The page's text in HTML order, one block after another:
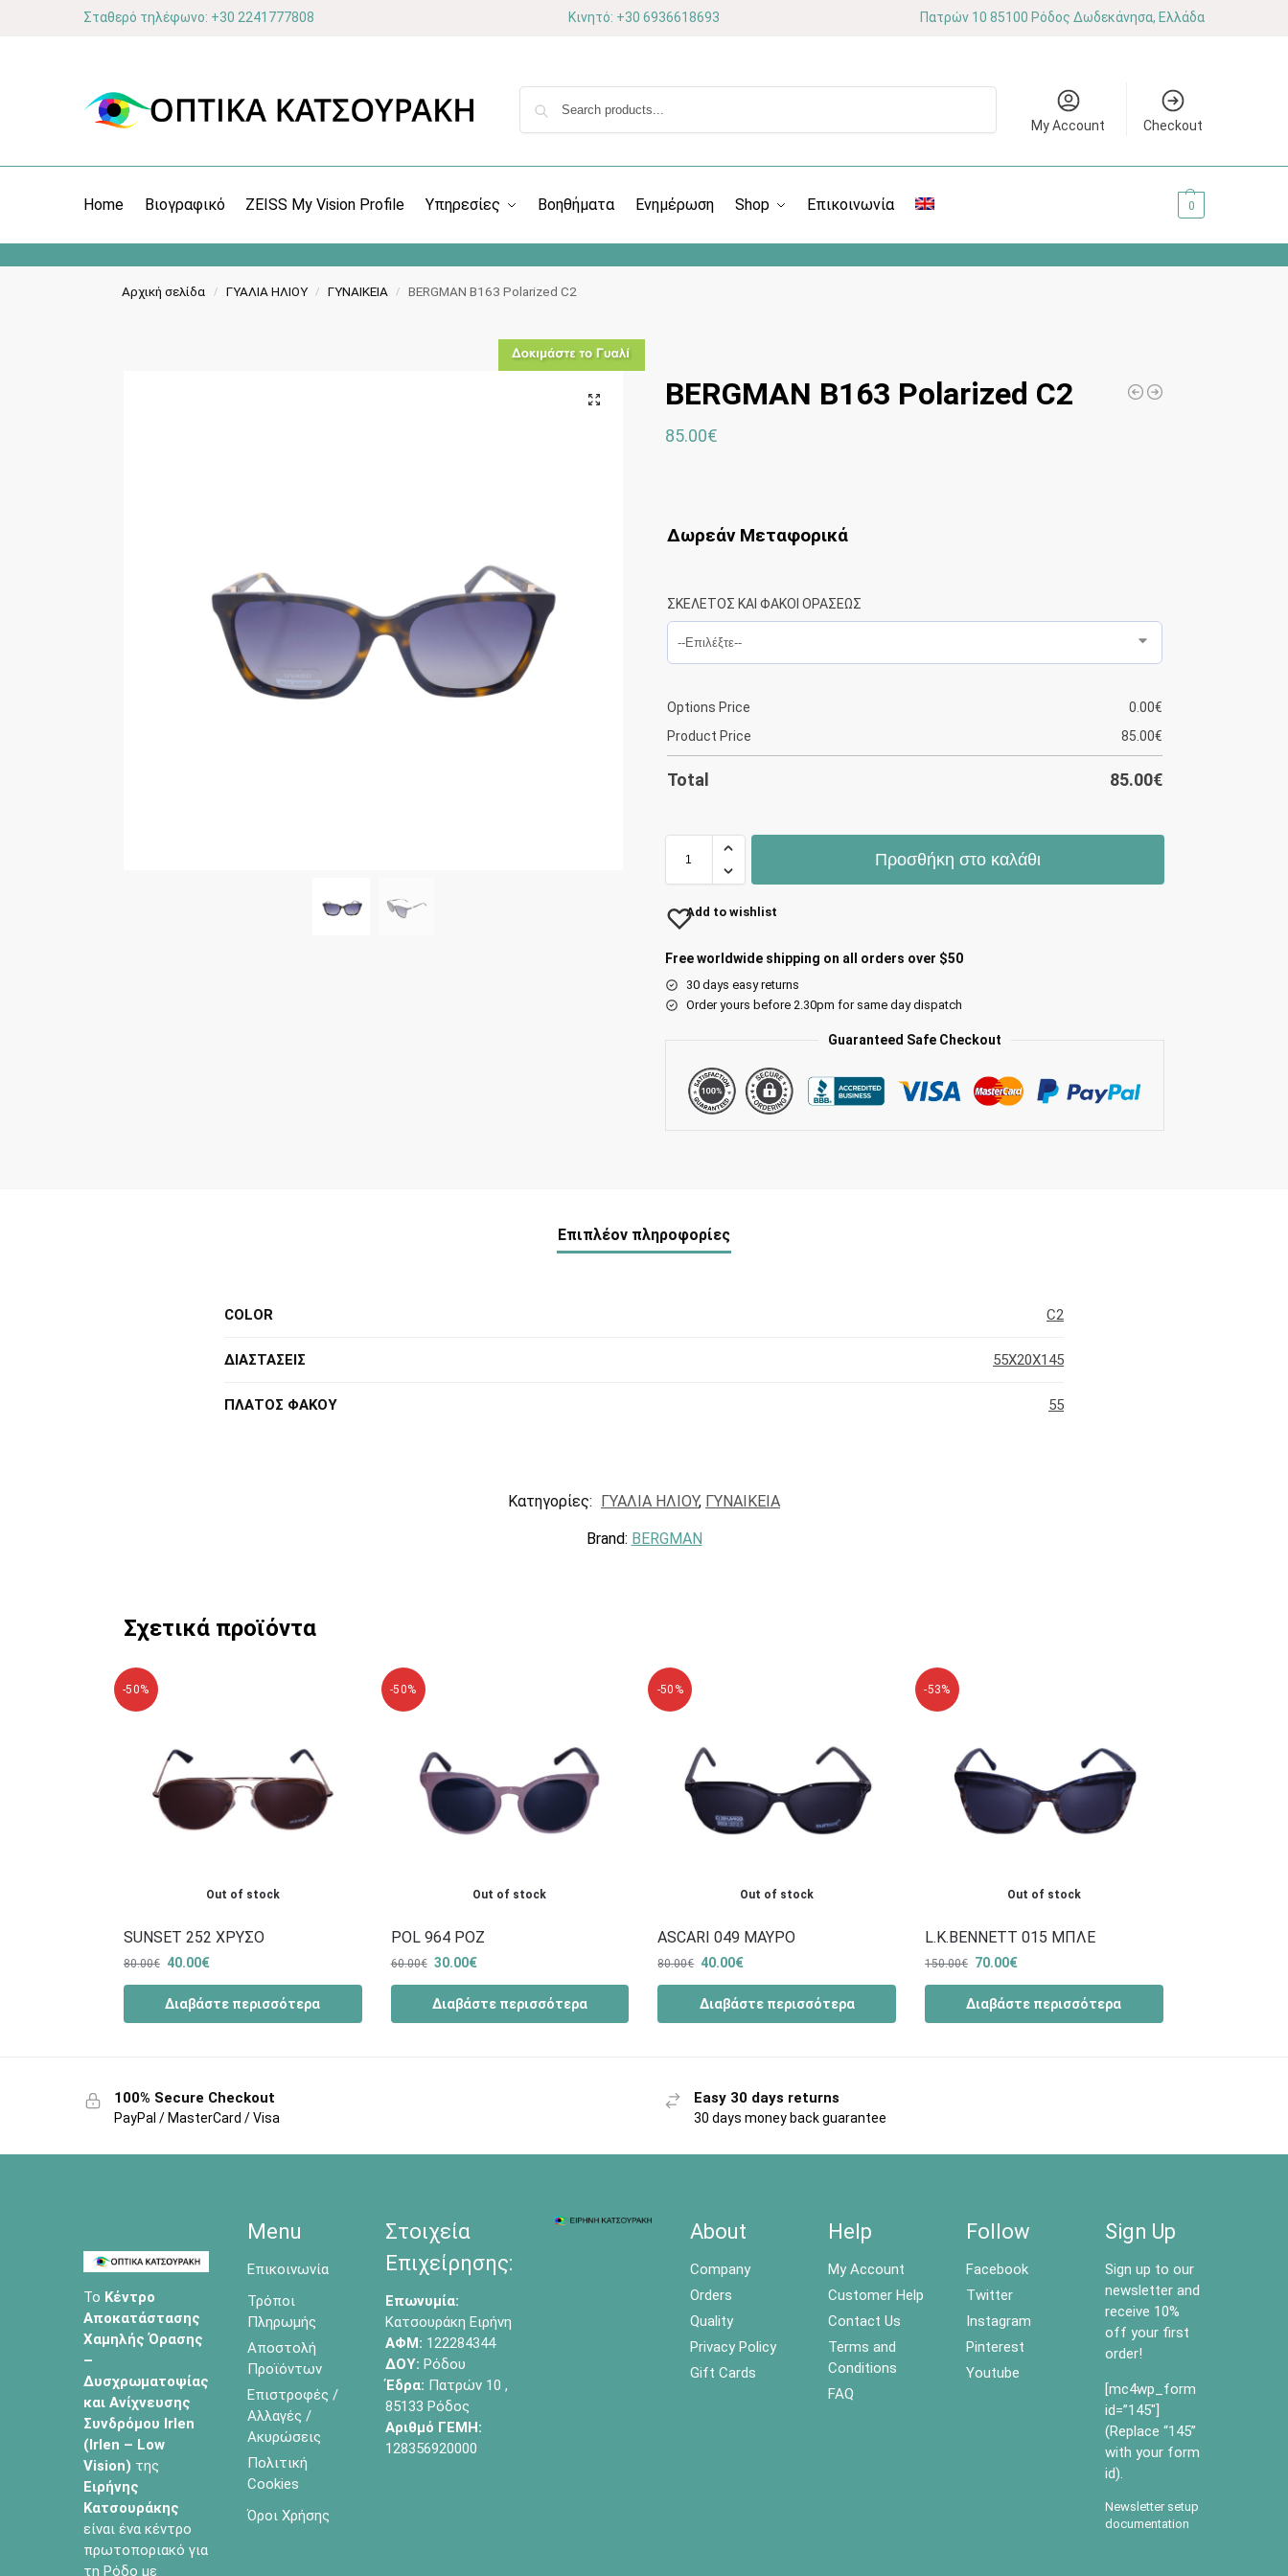
Σταθερό τηλέφωνο: +30 2241777808 Κινητό: +30 6936618693 Πατρών 10 85100 Ρόδος Δωδεκάνησα, Ελλάδα
My Account Checkout
Home Βιογραφικό ZEISS My Vision Profile Υπηρεσίες Βοηθήματα Ενημέρωση Shop Επικοινωνία 0
Αρχική σελίδα / ΓΥΑΛΙΑ ΗΛΙΟΥ / ΓΥΝΑΙΚΕΙΑ / BERGMAN B163 Polarized C2
BERGMAN B163 Polarized C2
85.00€
Δωρεάν Μεταφορικά
ΣΚΕΛΕΤΟΣ ΚΑΙ ΦΑΚΟΙ ΟΡΑΣΕΩΣ
Options Price 0.00€
Product Price
85.00€
Total 85.00€
Προσθήκη στο καλάθι
Add to wishlist
Free worldwide shipping on all orders over $50
30 days easy returns
Order yours before 2.30pm for same day dispatch
Guaranteed Safe Checkout
Επιπλέον πληροφορίες
COLOR C2
ΔΙΑΣΤΑΣΕΙΣ 55X20X145
ΠΛΑΤΟΣ ΦΑΚΟΥ 55
Κατηγορίες: ΓΥΑΛΙΑ ΗΛΙΟΥ, ΓΥΝΑΙΚΕΙΑ
Brand: BERGMAN
Σχετικά προϊόντα
-50%
Out of stock
SUNSET 252 ΧΡΥΣΟ
80.00€ 40.00€
Διαβάστε περισσότερα
-50%
Out of stock
POL 964 ΡΟΖ
60.00€ 30.00€
Διαβάστε περισσότερα
-50%
Out of stock
ASCARI 049 ΜΑΥΡΟ
80.00€ 40.00€
Διαβάστε περισσότερα
-53%
Out of stock
L.K.BENNETT 015 ΜΠΛΕ
150.00€ 70.00€
Διαβάστε περισσότερα
100% Secure Checkout
PayPal / MasterCard / Visa
Easy 30 days returns
30 days money back guarantee
Το Κέντρο
Αποκατάστασης
Χαμηλής Όρασης
–
Δυσχρωματοψίας
και Ανίχνευσης
Συνδρόμου Irlen
(Irlen – Low
Vision) της
Ειρήνης
Κατσουράκης
είναι ένα κέντρο
πρωτοποριακό για
τη Ρόδο με
Menu
Επικοινωνία
Τρόποι
Πληρωμής
Αποστολή
Προϊόντων
Επιστροφές /
Αλλαγές /
Ακυρώσεις
Πολιτική
Cookies
Όροι Χρήσης
Στοιχεία
Επιχείρησης:
Επωνυμία:
Κατσουράκη Ειρήνη
ΑΦΜ: 122284344
ΔΟΥ: Ρόδου
Έδρα: Πατρών 10 ,
85133 Ρόδος
Αριθμό ΓΕΜΗ:
128356920000
About
Company
Orders
Quality
Privacy Policy
Gift Cards
Help
My Account
Customer Help
Contact Us
Terms and
Conditions
FAQ
Follow
Facebook
Twitter
Instagram
Pinterest
Youtube
Sign Up
Sign up to our
newsletter and
receive 10%
off your first
order!
[mc4wp_form
id=”145″]
(Replace “145”
with your form
id).
Newsletter setup
documentation